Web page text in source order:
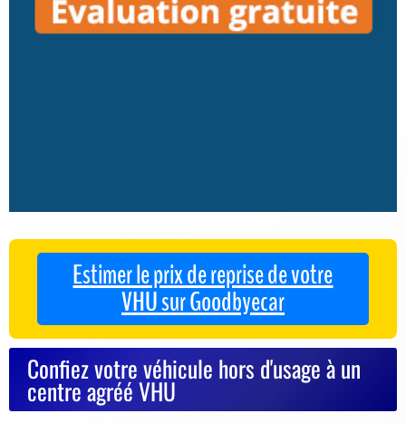
Estimer le prix de reprise de votre
VHU sur Goodbyecar
Confiez votre véhicule hors d'usage à un
centre agréé VHU